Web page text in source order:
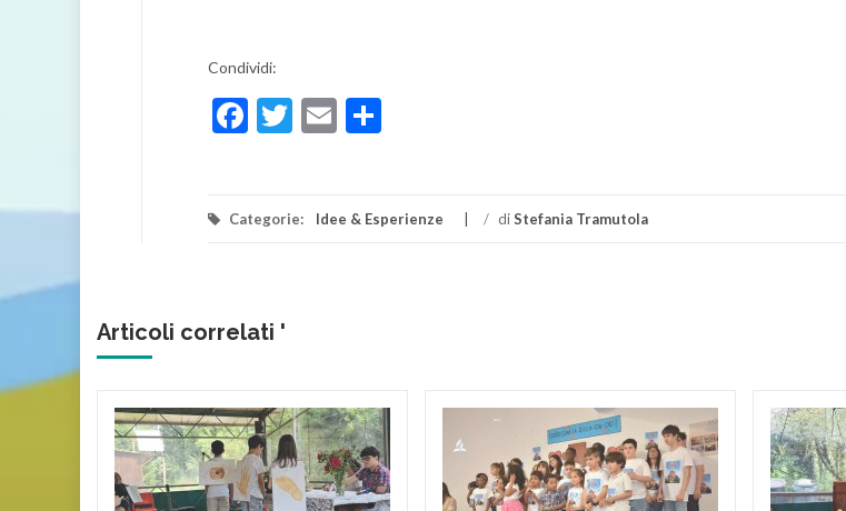
Condividi:
Facebook
Twitter
Email
Categorie: Idee & Esperienze / diStefania Tramutola
Articoli correlati '